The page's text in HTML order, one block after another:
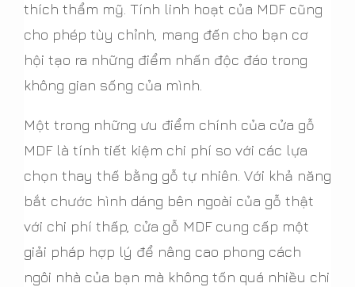
thích thẩm mỹ. Tính linh hoạt của MDF cũng
cho phép tùy chỉnh, mang đến cho bạn cơ
hội tạo ra những điểm nhấn độc đáo trong
không gian sống của mình.
Một trong những ưu điểm chính của cửa gỗ
MDF là tính tiết kiệm chi phí so với các lựa
chọn thay thế bằng gỗ tự nhiên. Với khả năng
bắt chước hình dáng bên ngoài của gỗ thật
với chi phí thấp, cửa gỗ MDF cung cấp một
giải pháp hợp lý để nâng cao phong cách
ngôi nhà của bạn mà không tốn quá nhiều chi